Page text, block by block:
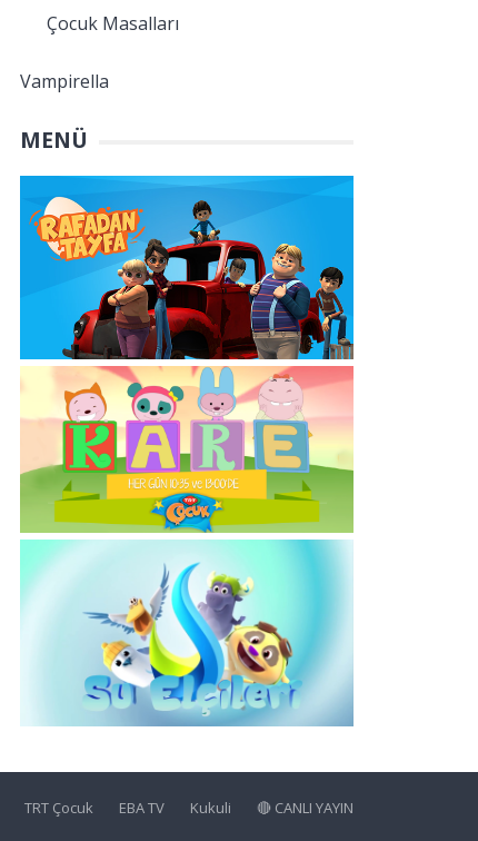
Çocuk Masalları
Vampirella
MENÜ
TRT Çocuk EBA TV Kukuli 🔴 CANLI YAYIN